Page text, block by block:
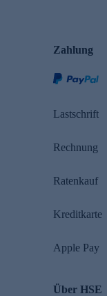
Zahlung
Lastschrift
Rechnung
Ratenkauf
Kreditkarte
Apple Pay
Über HSE